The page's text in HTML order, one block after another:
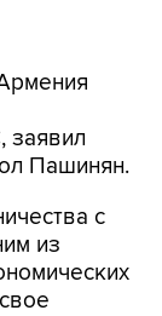
заявил
Пашинян.
с
из